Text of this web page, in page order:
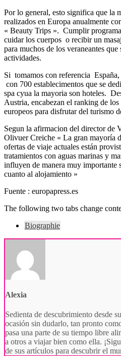
Por lo general, esto significa que la
realizados en Europa anualmente
« Beauty Trips ». Cumplir
cuidar los cuerpos o recibir un
para muchos de los veraneantes
actividades.
Si tomamos con referencia
con 700 establecimentos que se
spa cyua la mayoria son hoteles.
Austria, encabezan el ranking de
europeos para disfrutar del turismo
Segun la afirmacion del director de
Olivuer Creiche « La gran mayoría
ofertas de viaje actuales están
tratamientos con aguas marinas y
influyen de manera muy importante
cuanto al alojamiento »
Fuente : europapress.es
The following two tabs change
Biographie
Alexia
Sedienta de descubrimiento desde
ocasión sin dudarlo, tan pronto
pasa una parte de su tiempo libre
a otros a viajar bien como ella.
de sus artículos para descubrir el